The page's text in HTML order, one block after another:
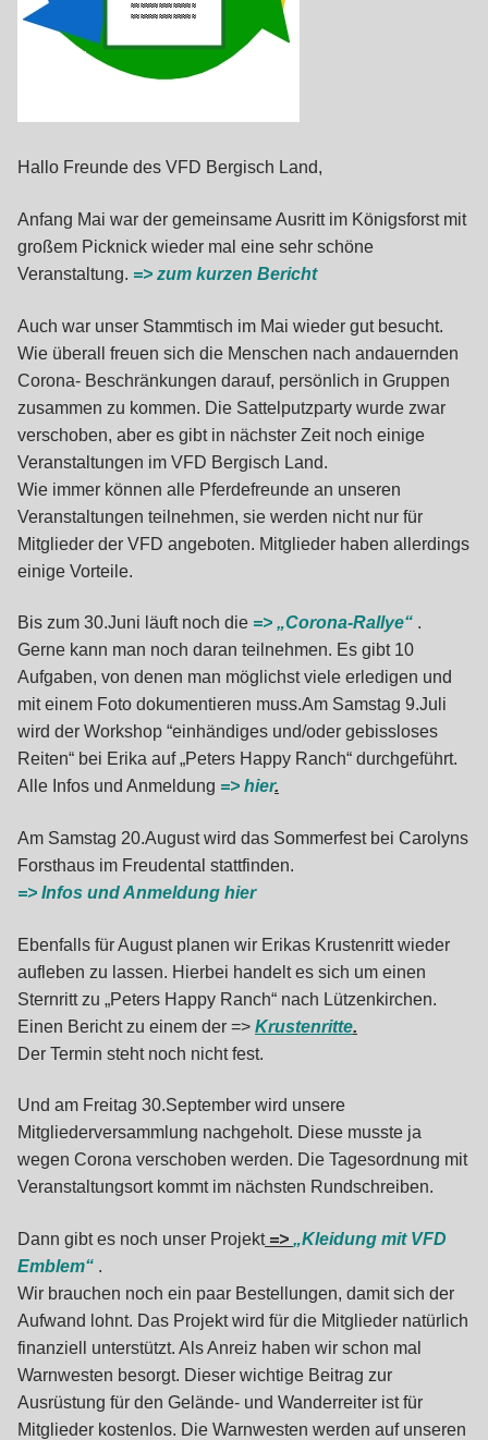
Hallo Freunde des VFD Bergisch Land,
Anfang Mai war der gemeinsame Ausritt im Königsforst mit
großem Picknick wieder mal eine sehr schöne
Veranstaltung. => zum kurzen Bericht
Auch war unser Stammtisch im Mai wieder gut besucht.
Wie überall freuen sich die Menschen nach andauernden
Corona- Beschränkungen darauf, persönlich in Gruppen
zusammen zu kommen. Die Sattelputzparty wurde zwar
verschoben, aber es gibt in nächster Zeit noch einige
Veranstaltungen im VFD Bergisch Land.
Wie immer können alle Pferdefreunde an unseren
Veranstaltungen teilnehmen, sie werden nicht nur für
Mitglieder der VFD angeboten. Mitglieder haben allerdings
einige Vorteile.
Bis zum 30.Juni läuft noch die => „Corona-Rallye“ .
Gerne kann man noch daran teilnehmen. Es gibt 10
Aufgaben, von denen man möglichst viele erledigen und
mit einem Foto dokumentieren muss.Am Samstag 9.Juli
wird der Workshop “einhändiges und/oder gebissloses
Reiten“ bei Erika auf „Peters Happy Ranch“ durchgeführt.
Alle Infos und Anmeldung => hier.
Am Samstag 20.August wird das Sommerfest bei Carolyns
Forsthaus im Freudental stattfinden.
=> Infos und Anmeldung hier
Ebenfalls für August planen wir Erikas Krustenritt wieder
aufleben zu lassen. Hierbei handelt es sich um einen
Sternritt zu „Peters Happy Ranch“ nach Lützenkirchen.
Einen Bericht zu einem der => Krustenritte.
Der Termin steht noch nicht fest.
Und am Freitag 30.September wird unsere
Mitgliederversammlung nachgeholt. Diese musste ja
wegen Corona verschoben werden. Die Tagesordnung mit
Veranstaltungsort kommt im nächsten Rundschreiben.
Dann gibt es noch unser Projekt=> „Kleidung mit VFD
Emblem“ .
Wir brauchen noch ein paar Bestellungen, damit sich der
Aufwand lohnt. Das Projekt wird für die Mitglieder natürlich
finanziell unterstützt. Als Anreiz haben wir schon mal
Warnwesten besorgt. Dieser wichtige Beitrag zur
Ausrüstung für den Gelände- und Wanderreiter ist für
Mitglieder kostenlos. Die Warnwesten werden auf unseren